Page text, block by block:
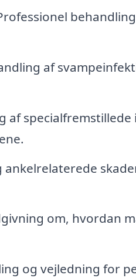
af
af
om, hvordan
og vejledning for